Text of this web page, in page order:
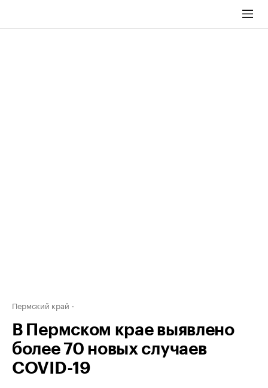
Пермский край
В Пермском крае выявлено
более 70 новых случаев
COVID-19